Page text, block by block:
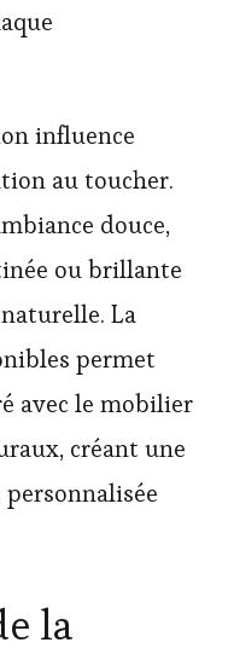
influence
au toucher.
douce,
ou brillante
La
permet
avec le mobilier
créant une
la